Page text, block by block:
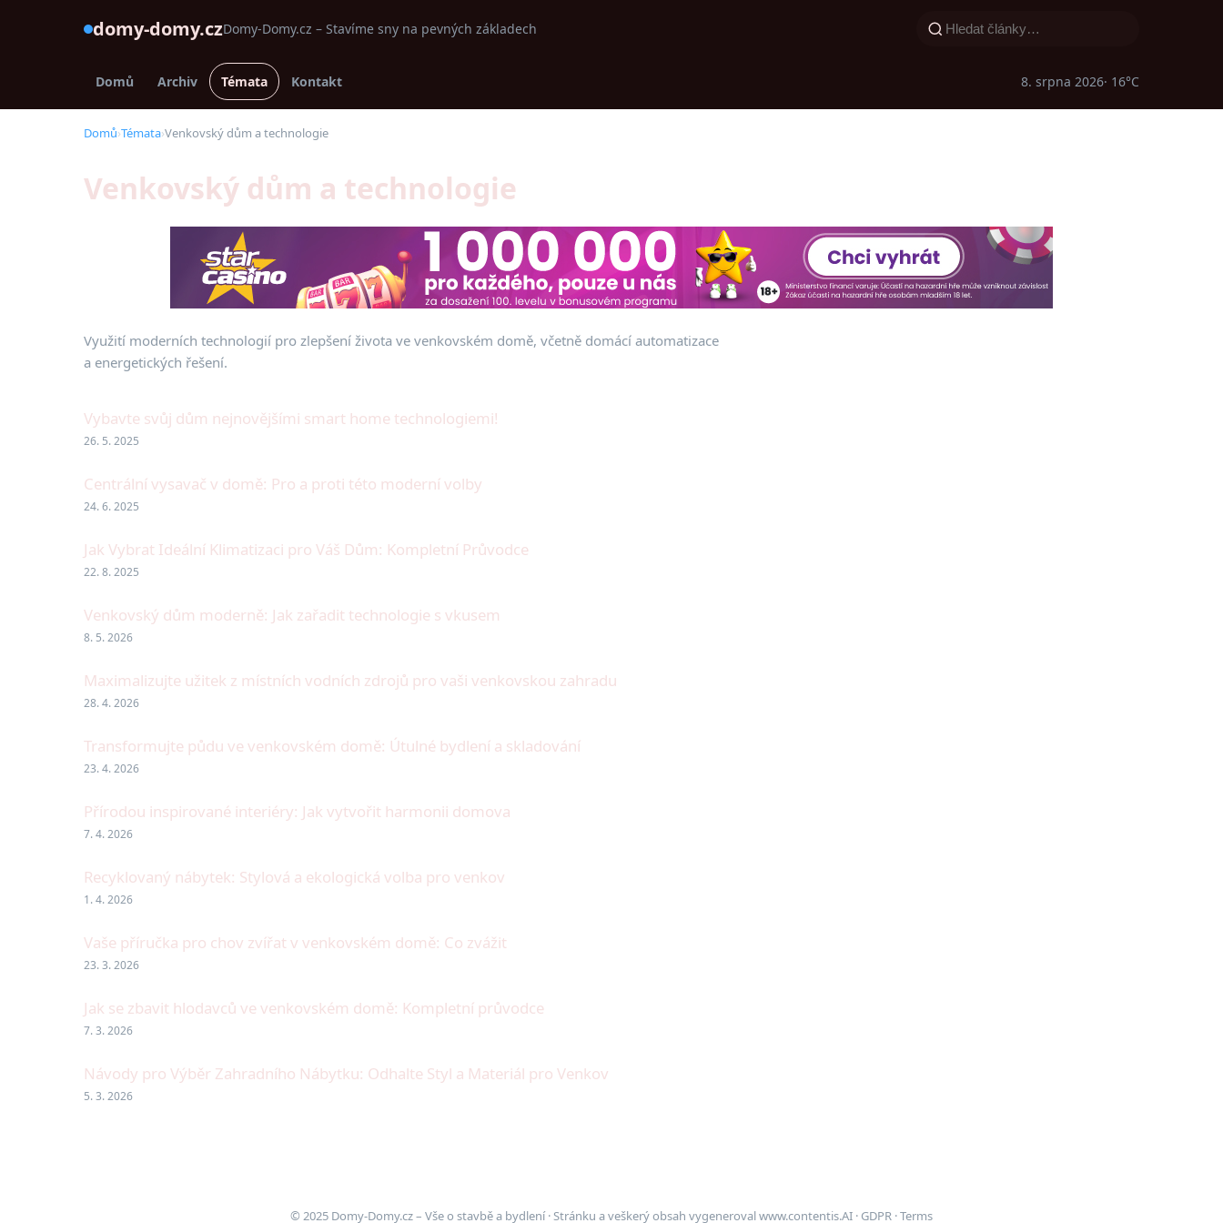
domy-domy.czDomy-Domy.cz – Stavíme sny na pevných základech
Domů Archiv Témata Kontakt 8. srpna 2026· 16°C
Domů›Témata›Venkovský dům a technologie
Venkovský dům a technologie
Využití moderních technologií pro zlepšení života ve venkovském domě, včetně domácí automatizace
a energetických řešení.
Vybavte svůj dům nejnovějšími smart home technologiemi!
26. 5. 2025
Centrální vysavač v domě: Pro a proti této moderní volby
24. 6. 2025
Jak Vybrat Ideální Klimatizaci pro Váš Dům: Kompletní Průvodce
22. 8. 2025
Venkovský dům moderně: Jak zařadit technologie s vkusem
8. 5. 2026
Maximalizujte užitek z místních vodních zdrojů pro vaši venkovskou zahradu
28. 4. 2026
Transformujte půdu ve venkovském domě: Útulné bydlení a skladování
23. 4. 2026
Přírodou inspirované interiéry: Jak vytvořit harmonii domova
7. 4. 2026
Recyklovaný nábytek: Stylová a ekologická volba pro venkov
1. 4. 2026
Vaše příručka pro chov zvířat v venkovském domě: Co zvážit
23. 3. 2026
Jak se zbavit hlodavců ve venkovském domě: Kompletní průvodce
7. 3. 2026
Návody pro Výběr Zahradního Nábytku: Odhalte Styl a Materiál pro Venkov
5. 3. 2026
© 2025 Domy-Domy.cz – Vše o stavbě a bydlení · Stránku a veškerý obsah vygenerovalwww.contentis.AI · GDPR ·Terms